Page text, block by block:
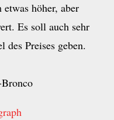
höher, aber
Es soll auch sehr
Preises geben.